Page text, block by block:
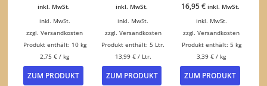
inkl. MwSt.
inkl. MwSt.
zzgl.Versandkosten
Produkt enthält: 10 kg
2,75€ /kg
ZUM PRODUKT
inkl. MwSt.
inkl. MwSt.
zzgl. Versandkosten
Produkt enthält: 5 Ltr.
13,99 €/ Ltr.
ZUM PRODUKT
16,95€ inkl. MwSt.
inkl. MwSt.
zzgl.Versandkosten
Produkt enthält: 5 kg
3,39€ /kg
ZUM PRODUKT